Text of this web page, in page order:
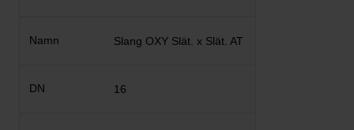
Slang OXY Slät. x Slät. AT
16